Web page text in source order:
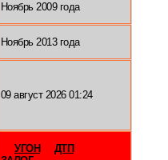
Ноябрь 2009 года
Ноябрь 2013 года
09 август 2026 01:24
УГОН
ДТП